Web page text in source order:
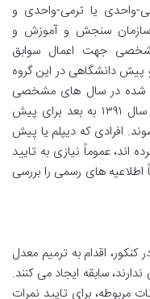
واحدی یا ترمی-واحدی و
سنجش و آموزش و
مشخصی جهت اعمال سوابق
پیش دانشگاهی در این گروه
شده در سال های مشخصی
(مثلاً از سال ۱۳۸۴ به بعد برای دیپلم و از سال ۱۳۹۱ به بعد برای پیش
افرادی که دیپلم یا پیش
اند، عموماً نیازی به تایید
اطلاعیه های رسمی را بررسی
کنکور، اقدام به ترمیم معدل
سابقه ایجاد می کنند.
مربوطه، برای تایید نمرات